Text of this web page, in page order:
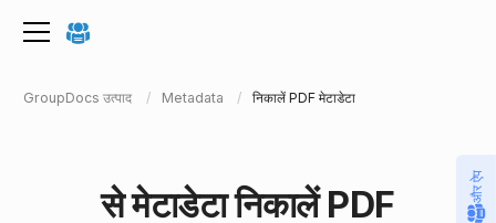
GroupDocs उत्पाद Metadata निकालें PDF मेटाडेटा
से मेटाडेटा निकालें PDF और ऐप